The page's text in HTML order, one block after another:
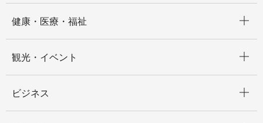
健康・医療・福祉
観光・イベント
ビジネス